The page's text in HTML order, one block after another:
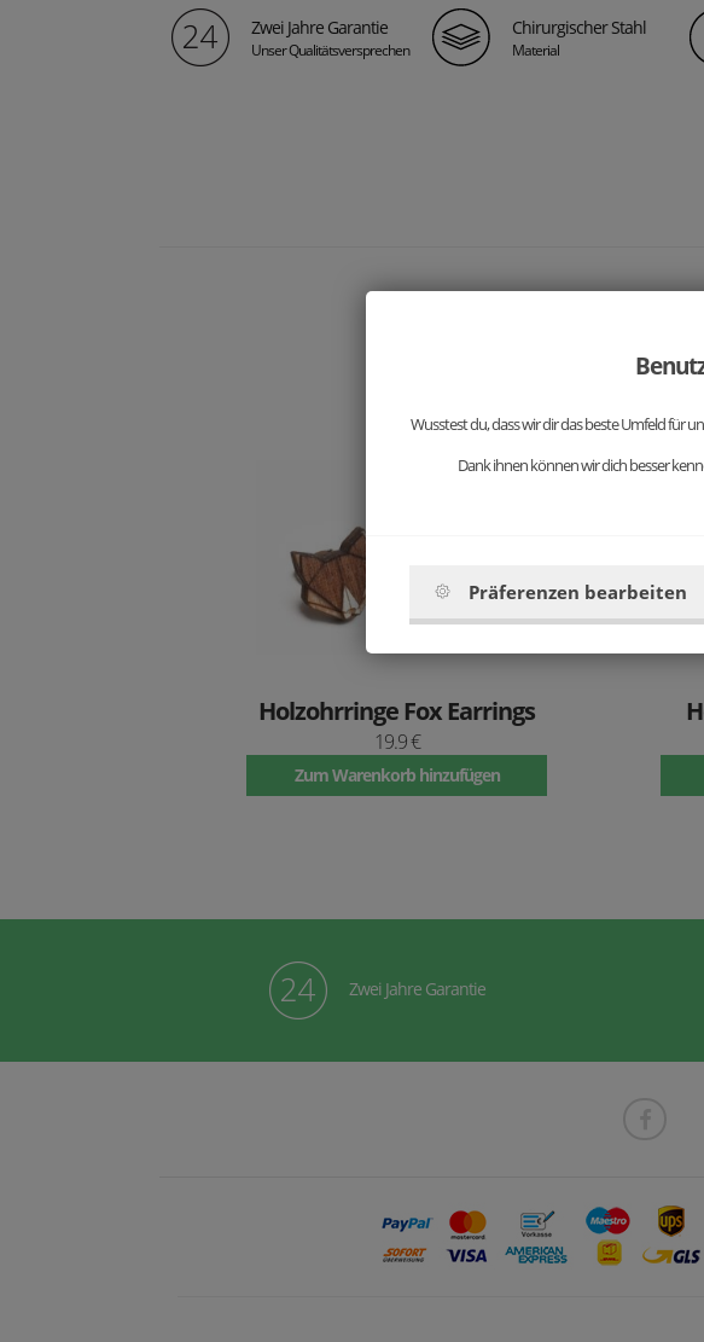
Zwei Jahre Garantie
Unser Qualitätsversprechen
Chirurgischer Stahl
Material
Holzohrringe Fox Earrings
19.9 €
Zum Warenkorb hinzufügen
Zwei Jahre Garantie
Wusstest du, dass wir dir das beste Umfeld für
Dank ihnen können wir dich besser
Präferenzen bearbeiten